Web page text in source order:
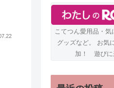
こてつん愛用品・気
グッズなど。 お気
加！ 遊びに